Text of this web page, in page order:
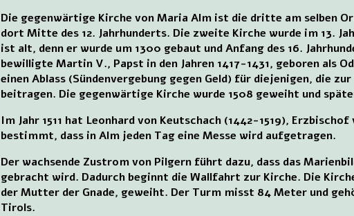
Die gegenwärtige Kirche von Maria Alm ist die dritte am selben
dort Mitte des 12. Jahrhunderts. Die zweite Kirche wurde im 13.
ist alt, denn er wurde um 1300 gebaut und Anfang des 16.
bewilligte Martin V., Papst in den Jahren 1417-1431, geboren als
einen Ablass (Sündenvergebung gegen Geld) für diejenigen, die
beitragen. Die gegenwärtige Kirche wurde 1508 geweiht und
Im Jahr 1511 hat Leonhard von Keutschach (1442-1519),
bestimmt, dass in Alm jeden Tag eine Messe wird aufgetragen.
Der wachsende Zustrom von Pilgern führt dazu, dass das
gebracht wird. Dadurch beginnt die Wallfahrt zur Kirche. Die
der Mutter der Gnade, geweiht. Der Turm misst 84 Meter und
Tirols.